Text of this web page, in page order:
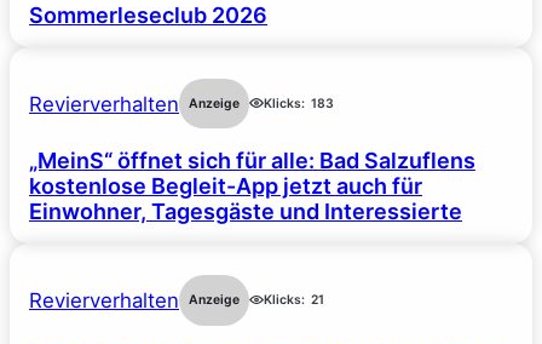
Sommerleseclub 2026
Revierverhalten Anzeige Klicks: 183
„MeinS“ öffnet sich für alle: Bad Salzuflens
kostenlose Begleit-App jetzt auch für
Einwohner, Tagesgäste und Interessierte
Revierverhalten Anzeige Klicks: 21